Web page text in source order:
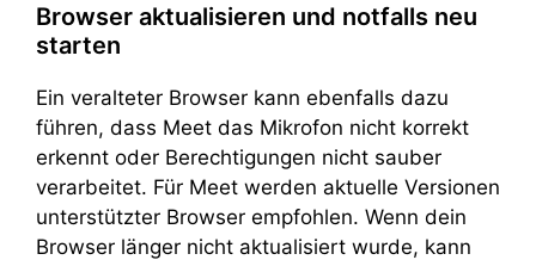
Browser aktualisieren und notfalls neu
starten
Ein veralteter Browser kann ebenfalls dazu
führen, dass Meet das Mikrofon nicht korrekt
erkennt oder Berechtigungen nicht sauber
verarbeitet. Für Meet werden aktuelle Versionen
unterstützter Browser empfohlen. Wenn dein
Browser länger nicht aktualisiert wurde, kann